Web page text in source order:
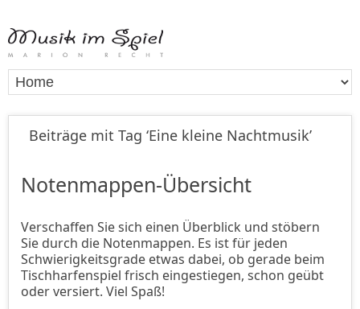
Beiträge mit Tag ‘Eine kleine Nachtmusik’
Notenmappen-Übersicht
Verschaffen Sie sich einen Überblick und stöbern
Sie durch die Notenmappen. Es ist für jeden
Schwierigkeitsgrade etwas dabei, ob gerade beim
Tischharfenspiel frisch eingestiegen, schon geübt
oder versiert. Viel Spaß!